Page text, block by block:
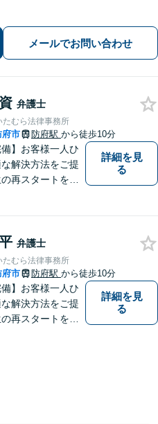
た事務所です。お気軽にご相談く
メールでお問い合わせ
弁護士
たむら法律事務所
府市 防府駅 から徒歩10分
備】お客様一人ひ
解決方法をご提
再スタートをお
にご相談くださ
詳細を見
る
弁護士
たむら法律事務所
府市 防府駅 から徒歩10分
備】お客様一人ひ
解決方法をご提
再スタートをお
詳細を見
る